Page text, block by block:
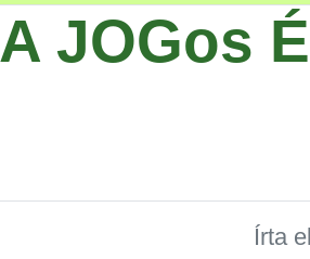
A JOGos
Írta